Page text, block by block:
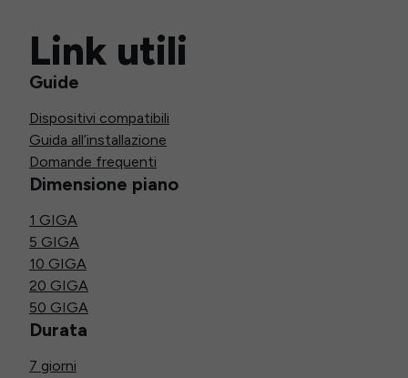
Link utili
Guide
Dispositivi compatibili
Guida all’installazione
Domande frequenti
Dimensione piano
1 GIGA
5 GIGA
10 GIGA
20 GIGA
50 GIGA
Durata
7 giorni